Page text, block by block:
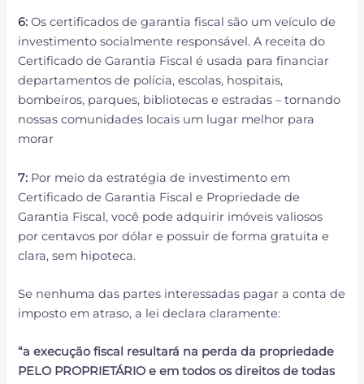
6: Os certificados de garantia fiscal são um veículo de
investimento socialmente responsável. A receita do
Certificado de Garantia Fiscal é usada para financiar
departamentos de polícia, escolas, hospitais,
bombeiros, parques, bibliotecas e estradas – tornando
nossas comunidades locais um lugar melhor para
morar
7: Por meio da estratégia de investimento em
Certificado de Garantia Fiscal e Propriedade de
Garantia Fiscal, você pode adquirir imóveis valiosos
por centavos por dólar e possuir de forma gratuita e
clara, sem hipoteca.
Se nenhuma das partes interessadas pagar a conta de
imposto em atraso, a lei declara claramente:
“a execução fiscal resultará na perda da propriedade
PELO PROPRIETÁRIO e em todos os direitos de todas